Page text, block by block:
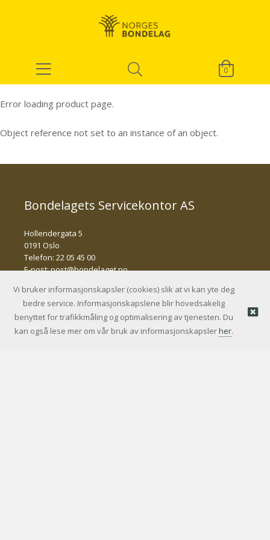
0
Error loading product page.
Object reference not set to an instance of an object.
Bondelagets Servicekontor AS
Hollendergata 5
0191 Oslo
Telefon: 22 05 45 00
E-post:post@bondelaget.no
© Bondelagets Servicekontor AS |Nettbutikk levert av
Kréatif
Vi bruker informasjonskapsler (cookies) slik at vi kan yte deg
bedre service. Informasjonskapslene blir hovedsakelig
benyttet for trafikkmåling og optimalisering av tjenesten. Du
kan også lese mer om vår bruk av informasjonskapslerher.